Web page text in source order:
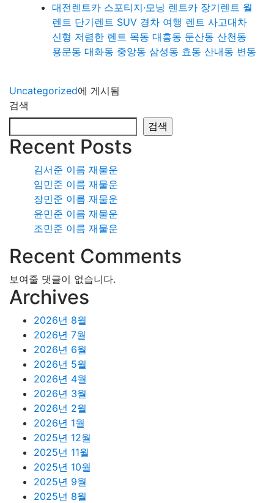
대전렌트카 스포티지·모닝 렌트카 장기렌트 월
렌트 단기렌트 SUV 경차 여행 렌트 사고대차
신형 저렴한 렌트 목동 대흥동 둔산동 산천동
용문동 대화동 중앙동 삼성동 효동 산내동 변동
Uncategorized에 게시됨
검색
검색
Recent Posts
김서준 이름 재물운
임민준 이름 재물운
장민준 이름 재물운
윤민준 이름 재물운
조민준 이름 재물운
Recent Comments
보여줄 댓글이 없습니다.
Archives
2026년 8월
2026년 7월
2026년 6월
2026년 5월
2026년 4월
2026년 3월
2026년 2월
2026년 1월
2025년 12월
2025년 11월
2025년 10월
2025년 9월
2025년 8월